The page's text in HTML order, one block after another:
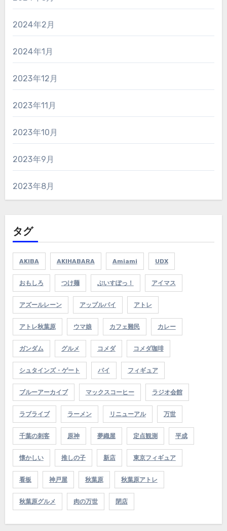
2024年2月
2024年1月
2023年12月
2023年11月
2023年10月
2023年9月
2023年8月
タグ
AKIBA AKIHABARA Amiami UDX
おもしろ つけ麺 ぶいすぽっ！ アイマス
アズールレーン アップルパイ アトレ
アトレ秋葉原 ウマ娘 カフェ難民 カレー
ガンダム グルメ コメダ コメダ珈琲
シュタインズ・ゲート パイ フィギュア
ブルーアーカイブ マックスコーヒー ラジオ会館
ラブライブ ラーメン リニューアル 万世
千葉の刺客 原神 夢織屋 定点観測 平成
懐かしい 推しの子 新店 東京フィギュア
看板 神戸屋 秋葉原 秋葉原アトレ
秋葉原グルメ 肉の万世 閉店